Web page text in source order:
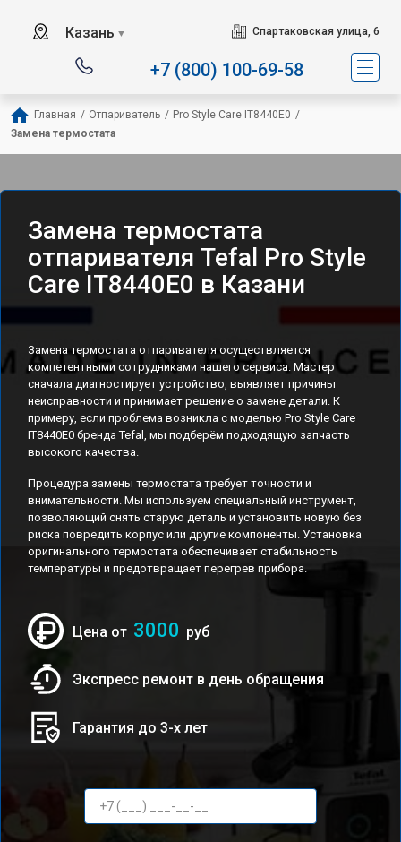
Казань ▼ Спартаковская улица, 6
+7 (800) 100-69-58
Главная / Отпариватель / Pro Style Care IT8440E0 /
Замена термостата
Замена термостата
отпаривателя Tefal Pro Style
Care IT8440E0 в Казани
Замена термостата отпаривателя осуществляется
компетентными сотрудниками нашего сервиса. Мастер
сначала диагностирует устройство, выявляет причины
неисправности и принимает решение о замене детали. К
примеру, если проблема возникла с моделью Pro Style Care
IT8440E0 бренда Tefal, мы подберём подходящую запчасть
высокого качества.
Процедура замены термостата требует точности и
внимательности. Мы используем специальный инструмент,
позволяющий снять старую деталь и установить новую без
риска повредить корпус или другие компоненты. Установка
оригинального термостата обеспечивает стабильность
температуры и предотвращает перегрев прибора.
Цена от 3000 руб
Экспресс ремонт в день обращения
Гарантия до 3-х лет